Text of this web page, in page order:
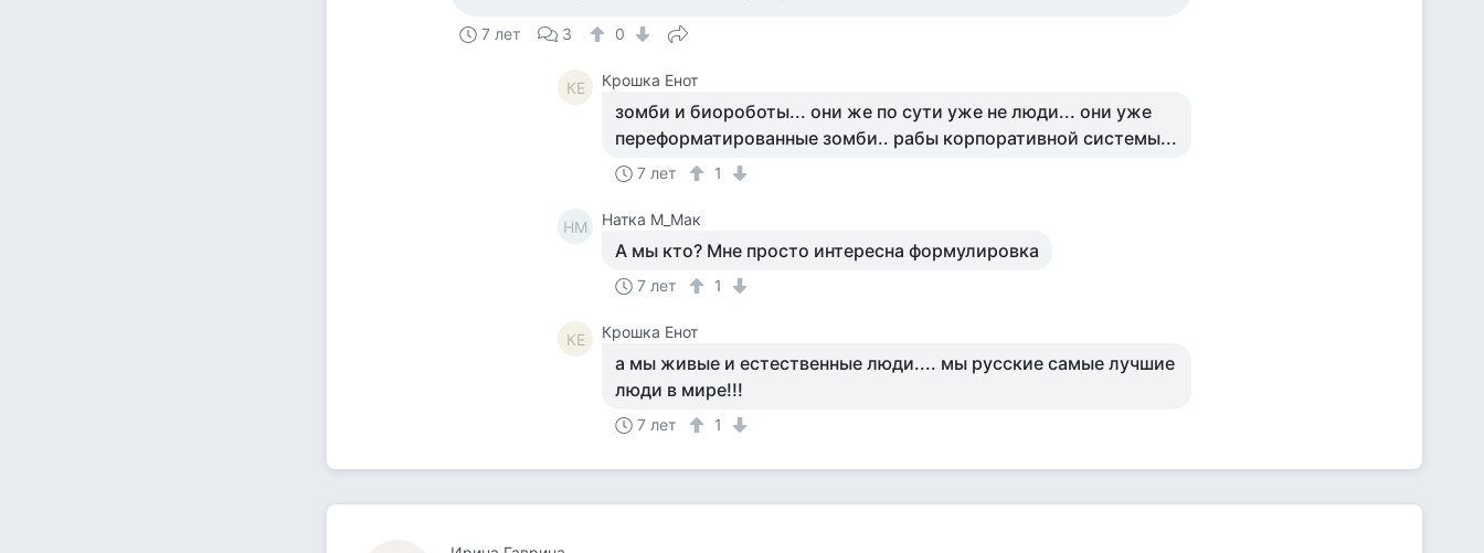
7 лет 3 0
КЕ Крошка Енот
зомби и биороботы... они же по сути уже не люди... они уже
переформатированные зомби.. рабы корпоративной системы...
7 лет 1
НМ Натка М_Мак
А мы кто? Мне просто интересна формулировка
7 лет 1
КЕ Крошка Енот
а мы живые и естественные люди.... мы русские самые лучшие
люди в мире!!!
7 лет 1